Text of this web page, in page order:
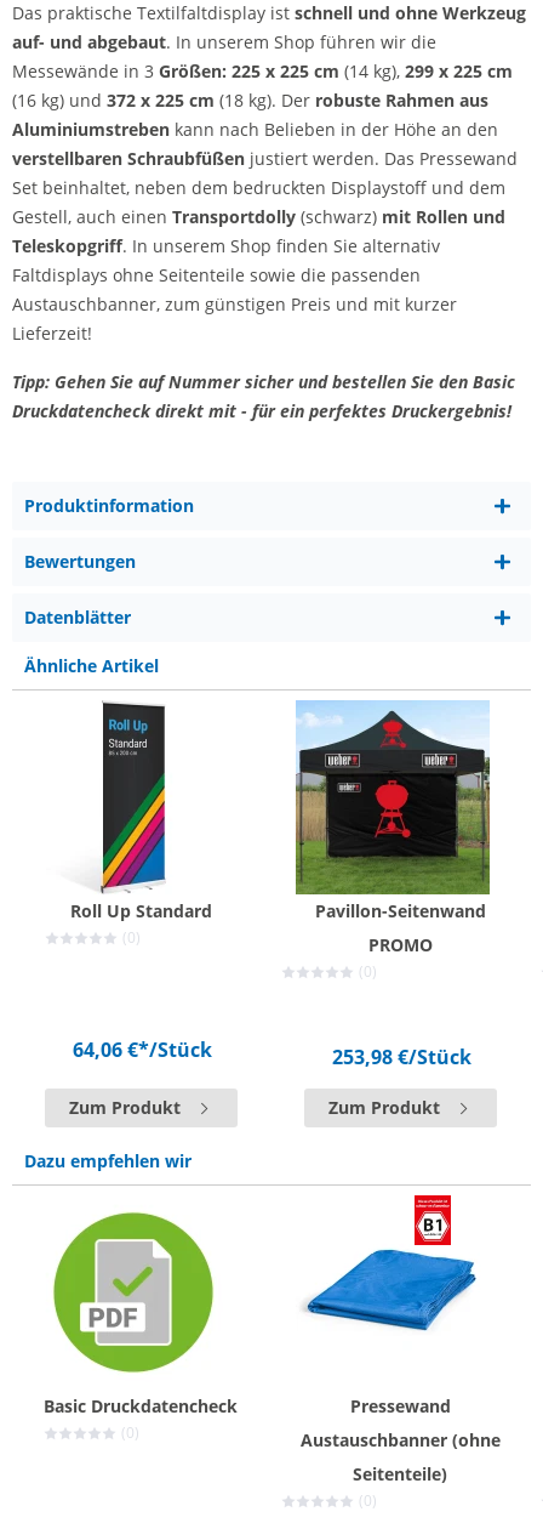
Das praktische Textilfaltdisplay ist schnell und ohne Werkzeug
auf- und abgebaut. In unserem Shop führen wir die
Messewände in 3 Größen: 225 x 225 cm (14 kg), 299 x 225 cm
(16 kg) und 372 x 225 cm (18 kg). Der robuste Rahmen aus
Aluminiumstreben kann nach Belieben in der Höhe an den
verstellbaren Schraubfüßen justiert werden. Das Pressewand
Set beinhaltet, neben dem bedruckten Displaystoff und dem
Gestell, auch einen Transportdolly (schwarz) mit Rollen und
Teleskopgriff. In unserem Shop finden Sie alternativ
Faltdisplays ohne Seitenteile sowie die passenden
Austauschbanner, zum günstigen Preis und mit kurzer
Lieferzeit!
Tipp: Gehen Sie auf Nummer sicher und bestellen Sie den Basic
Druckdatencheck direkt mit - für ein perfektes Druckergebnis!
Produktinformation
Bewertungen
Datenblätter
Ähnliche Artikel
Roll Up Standard
(0)
64,06 €*/Stück
Zum Produkt
Pavillon-Seitenwand
PROMO
(0)
253,98 €/Stück
Zum Produkt
Dazu empfehlen wir
Basic Druckdatencheck
(0)
Pressewand
Austauschbanner (ohne
Seitenteile)
(0)